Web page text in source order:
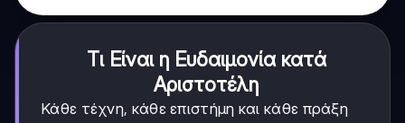
Τι Είναι η Ευδαιμονία κατά
Αριστοτέλη
Κάθε τέχνη, κάθε επιστήμη και κάθε πράξη